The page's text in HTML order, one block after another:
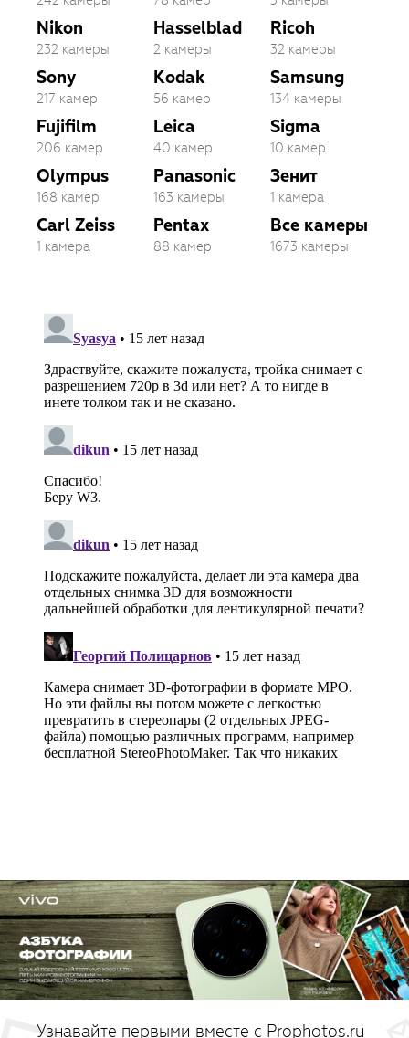
Nikon
232 камеры
Sony
217 камер
Fujifilm
206 камер
Olympus
168 камер
Carl Zeiss
1 камера
Hasselblad
2 камеры
Kodak
56 камер
Leica
40 камер
Panasonic
163 камеры
Pentax
88 камер
Ricoh
32 камеры
Samsung
134 камеры
Sigma
10 камер
Зенит
1 камера
Все камеры
1673 камеры
Узнавайте первыми вместе с Prophotos.ru